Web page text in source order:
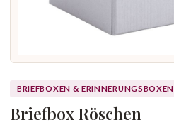
BRIEFBOXEN & ERINNERUNGSBOXEN
Briefbox Röschen